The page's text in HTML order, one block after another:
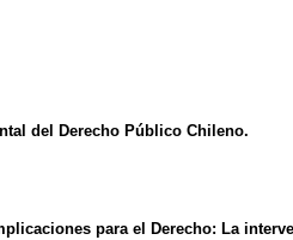
del Derecho Público Chileno.
para el Derecho: La